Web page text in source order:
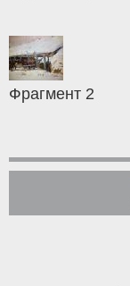
Фрагмент 2